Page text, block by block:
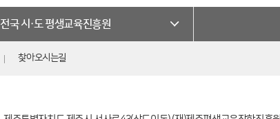
전국 시·도 평생교육진흥원
찾아오시는길